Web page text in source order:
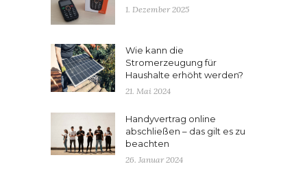
1. Dezember 2025
Wie kann die
Stromerzeugung für
Haushalte erhöht werden?
21. Mai 2024
Handyvertrag online
abschließen – das gilt es zu
beachten
26. Januar 2024